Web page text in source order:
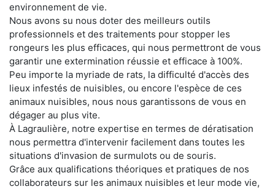
environnement de vie.
Nous avons su nous doter des meilleurs outils
professionnels et des traitements pour stopper les
rongeurs les plus efficaces, qui nous permettront de vous
garantir une extermination réussie et efficace à 100%.
Peu importe la myriade de rats, la difficulté d'accès des
lieux infestés de nuisibles, ou encore l'espèce de ces
animaux nuisibles, nous nous garantissons de vous en
dégager au plus vite.
À Lagraulière, notre expertise en termes de dératisation
nous permettra d'intervenir facilement dans toutes les
situations d'invasion de surmulots ou de souris.
Grâce aux qualifications théoriques et pratiques de nos
collaborateurs sur les animaux nuisibles et leur mode vie,